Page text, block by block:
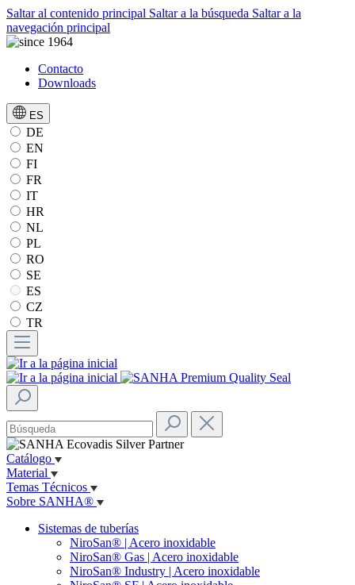
Saltar al contenido principal Saltar a la búsqueda Saltar a la
navegación principal
Contacto
Downloads
ES
DE
EN
FI
FR
IT
HR
NL
PL
RO
SE
ES
CZ
TR
Catálogo
Material
Temas Técnicos
Sobre SANHA®
Sistemas de tuberías
NiroSan® | Acero inoxidable
NiroSan® Gas | Acero inoxidable
NiroSan® Industry | Acero inoxidable